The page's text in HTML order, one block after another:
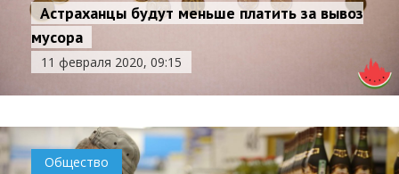
Астраханцы будут меньше платить за вывоз
мусора
11 февраля 2020, 09:15
Общество